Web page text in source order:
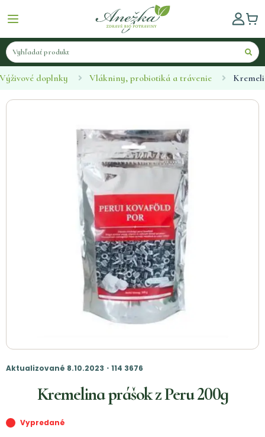
Výživové doplnky Vlákniny, probiotiká a trávenie
Aktualizované 8.10.2023・114 3676
Kremelina prášok z Peru 200g
Vypredané